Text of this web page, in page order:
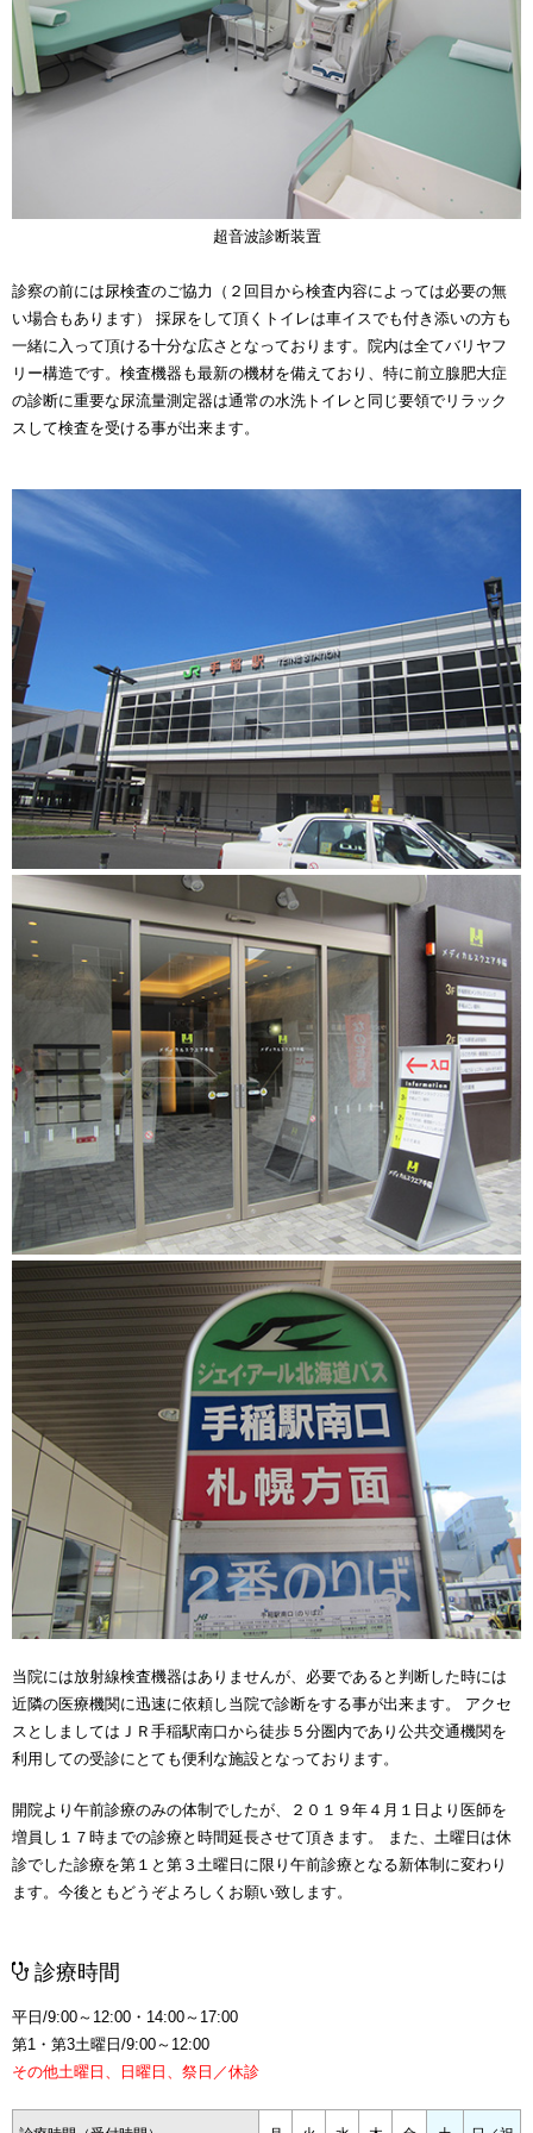
超音波診断装置
診察の前には尿検査のご協力（２回目から検査内容によっては必要の無
い場合もあります） 採尿をして頂くトイレは車イスでも付き添いの方も
一緒に入って頂ける十分な広さとなっております。院内は全てバリヤフ
リー構造です。検査機器も最新の機材を備えており、特に前立腺肥大症
の診断に重要な尿流量測定器は通常の水洗トイレと同じ要領でリラック
スして検査を受ける事が出来ます。
当院には放射線検査機器はありませんが、必要であると判断した時には
近隣の医療機関に迅速に依頼し当院で診断をする事が出来ます。 アクセ
スとしましてはＪＲ手稲駅南口から徒歩５分圏内であり公共交通機関を
利用しての受診にとても便利な施設となっております。
開院より午前診療のみの体制でしたが、２０１９年４月１日より医師を
増員し１７時までの診療と時間延長させて頂きます。 また、土曜日は休
診でした診療を第１と第３土曜日に限り午前診療となる新体制に変わり
ます。今後ともどうぞよろしくお願い致します。
診療時間
平日/9:00～12:00・14:00～17:00
第1・第3土曜日/9:00～12:00
その他土曜日、日曜日、祭日／休診